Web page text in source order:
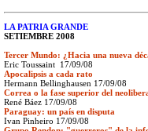
LA PATRIA GRANDE
SETIEMBRE 2008
Tercer Mundo: ¿Hacia una nueva
Eric Toussaint 17/09/08
Apocalipsis a cada rato
Hermann Bellinghausen 17/09/08
Correa o la fase superior del
René Báez 17/09/08
Paraguay: un país en disputa
Ivan Pinheiro 17/09/08